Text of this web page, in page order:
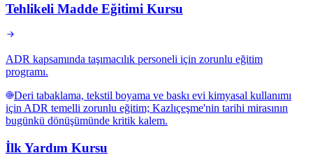
Tehlikeli Madde Eğitimi Kursu
ADR kapsamında taşımacılık personeli için zorunlu eğitim
programı.
Deri tabaklama, tekstil boyama ve baskı evi kimyasal kullanımı
için ADR temelli zorunlu eğitim; Kazlıçeşme'nin tarihi mirasının
bugünkü dönüşümünde kritik kalem.
İlk Yardım Kursu